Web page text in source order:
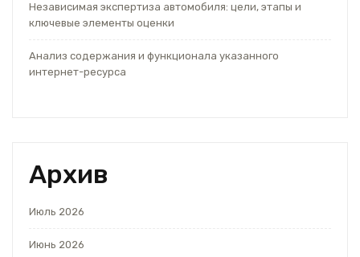
Независимая экспертиза автомобиля: цели, этапы и
ключевые элементы оценки
Анализ содержания и функционала указанного
интернет-ресурса
Архив
Июль 2026
Июнь 2026